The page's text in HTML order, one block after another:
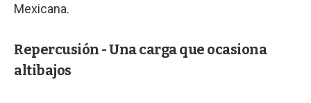
Mexicana.
Repercusión - Una carga que ocasiona
altibajos